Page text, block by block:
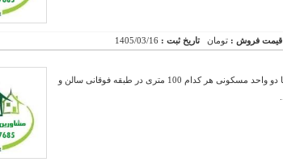
قیمت فروش : تومانتاریخ ثبت : 1405/03/16
فروش یک سالن 190 متری تمام بهداشتی با 40 متر بالکن و 35 متر حیاط با دو واحد مسکونی هر کدام 100 متری در طبقه فوقانی سالن و